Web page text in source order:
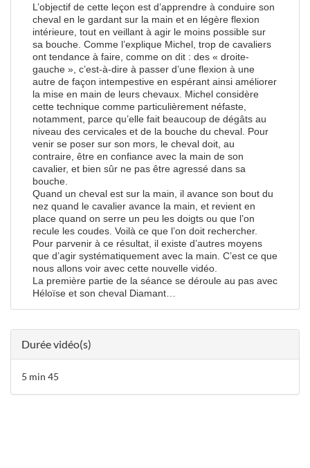
L’objectif de cette leçon est d’apprendre à conduire son
cheval en le gardant sur la main et en légère flexion
intérieure, tout en veillant à agir le moins possible sur
sa bouche. Comme l’explique Michel, trop de cavaliers
ont tendance à faire, comme on dit : des « droite-
gauche », c’est-à-dire à passer d’une flexion à une
autre de façon intempestive en espérant ainsi améliorer
la mise en main de leurs chevaux. Michel considère
cette technique comme particulièrement néfaste,
notamment, parce qu’elle fait beaucoup de dégâts au
niveau des cervicales et de la bouche du cheval. Pour
venir se poser sur son mors, le cheval doit, au
contraire, être en confiance avec la main de son
cavalier, et bien sûr ne pas être agressé dans sa
bouche.
Quand un cheval est sur la main, il avance son bout du
nez quand le cavalier avance la main, et revient en
place quand on serre un peu les doigts ou que l’on
recule les coudes. Voilà ce que l’on doit rechercher.
Pour parvenir à ce résultat, il existe d’autres moyens
que d’agir systématiquement avec la main. C’est ce que
nous allons voir avec cette nouvelle vidéo.
La première partie de la séance se déroule au pas avec
Héloïse et son cheval Diamant…
Durée vidéo(s)
5 min 45